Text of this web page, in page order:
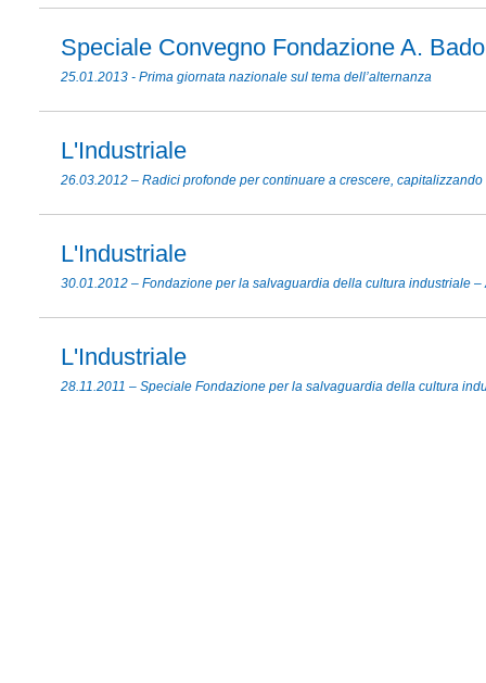
Speciale Convegno Fondazione A.
25.01.2013 - Prima giornata nazionale sul tema dell’alternanza
L'Industriale
26.03.2012 – Radici profonde per continuare a crescere,
L'Industriale
30.01.2012 – Fondazione per la salvaguardia della cultura industriale
L'Industriale
28.11.2011 – Speciale Fondazione per la salvaguardia della cultura